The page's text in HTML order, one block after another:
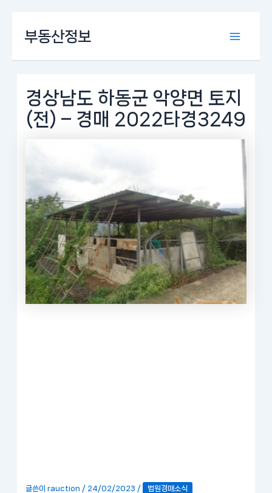
로
부동산정보
경상남도 하동군 악양면 토지
(전) – 경매 2022타경3249
글쓴이rauction / 24/02/2023 / 법원경매소식